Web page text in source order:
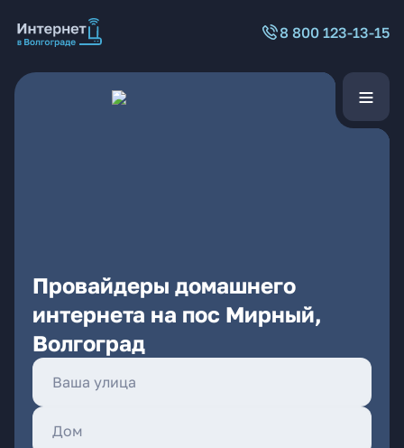
8 800 123-13-15
Провайдеры домашнего
интернета на пос Мирный,
Волгоград